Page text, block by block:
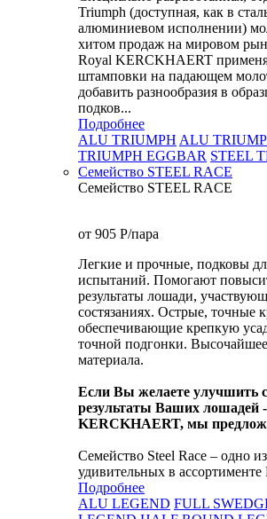
Triumph (доступная, как в
алюминиевом исполнении)
хитом продаж на мировом
Royal KERCKHAERT
штамповки на падающем
добавить разнообразия в
подков...
Подробнее
ALU TRIUMPH ALU
TRIUMPH EGGBAR STEEL
Семейство STEEL RACE
Семейство STEEL RACE
от 905 P/пара
Легкие и прочные, подковы
испытаний. Помогают
результаты лошади,
состязаниях. Острые, точные
обеспечивающие крепкую
точной подгонки. Высочайшее
материала.
Если Вы желаете улучшить
результаты Ваших лошадей -
KERCKHAERT, мы
Семейство Steel Race – одно
удивительных в ассортименте
Подробнее
ALU LEGEND FULL